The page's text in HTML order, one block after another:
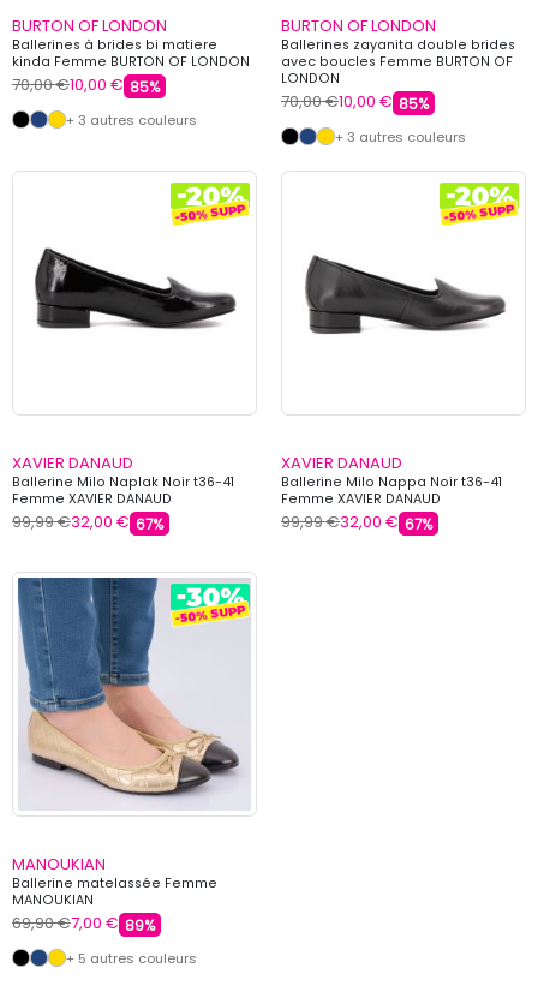
BURTON OF LONDON
Ballerines à brides bi matiere
kinda Femme BURTON OF LONDON
70,00 €10,00 € 85%
+ 3 autres couleurs
BURTON OF LONDON
Ballerines zayanita double brides
avec boucles Femme BURTON OF
LONDON
70,00 €10,00 € 85%
+ 3 autres couleurs
XAVIER DANAUD
Ballerine Milo Naplak Noir t36-41
Femme XAVIER DANAUD
99,99 €32,00 € 67%
XAVIER DANAUD
Ballerine Milo Nappa Noir t36-41
Femme XAVIER DANAUD
99,99 €32,00 € 67%
MANOUKIAN
Ballerine matelassée Femme
MANOUKIAN
69,90 €7,00 € 89%
+ 5 autres couleurs